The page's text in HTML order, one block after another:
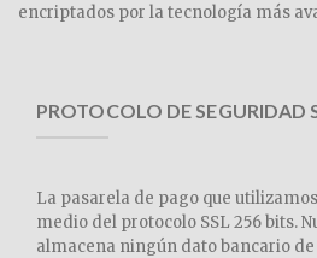
encriptados por la tecnología más
PROTOCOLO DE SEGURIDAD
La pasarela de pago que
medio del protocolo SSL 256 bits.
almacena ningún dato bancario